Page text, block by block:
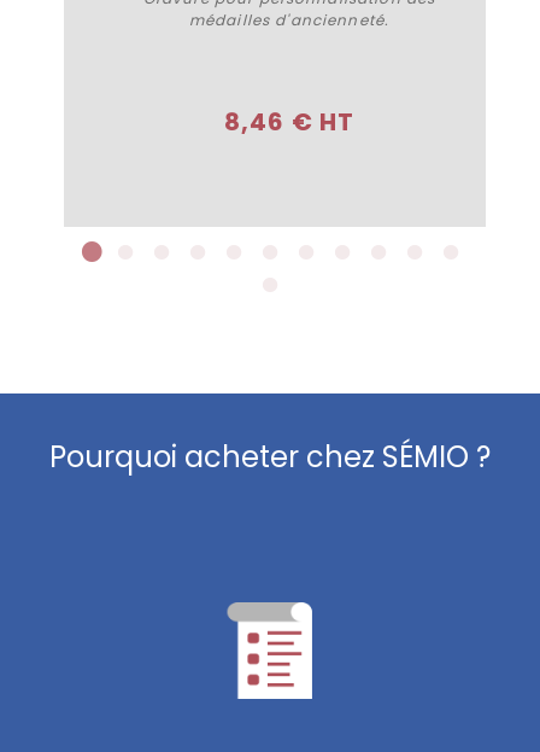
médailles d'ancienneté.
8,46 € HT
Pourquoi acheter chez SÉMIO ?